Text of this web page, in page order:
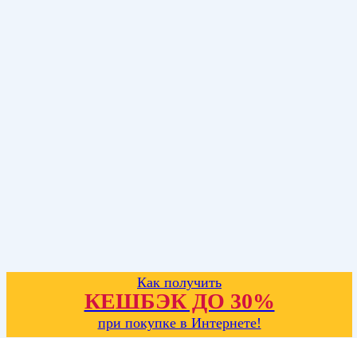
Как получить
КЕШБЭК ДО 30%
при покупке в Интернете!